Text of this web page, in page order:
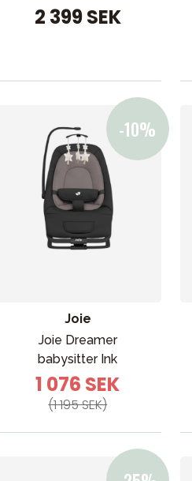
2 399 SEK
Joie
Joie Dreamer
babysitter Ink
1 076 SEK
(1 195 SEK)